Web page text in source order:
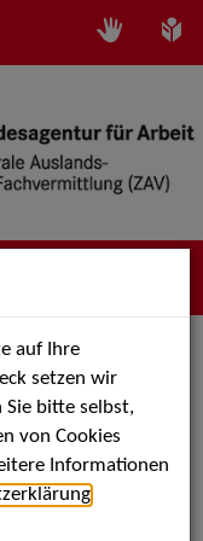
als PDF speichern
auf Ihre
setzen wir
Sie bitte selbst,
von Cookies
Informationen